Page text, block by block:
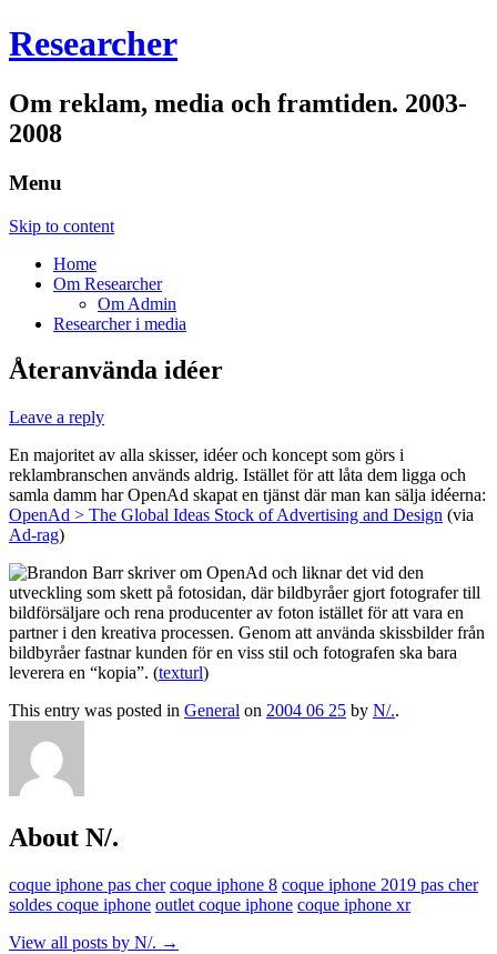
Researcher
Om reklam, media och framtiden. 2003-
2008
Menu
Skip to content
Home
Om Researcher
Om Admin
Researcher i media
Återanvända idéer
Leave a reply
En majoritet av alla skisser, idéer och koncept som görs i
reklambranschen används aldrig. Istället för att låta dem ligga och
samla damm har OpenAd skapat en tjänst där man kan sälja idéerna:
OpenAd > The Global Ideas Stock of Advertising and Design (via
Ad-rag)
Brandon Barr skriver om OpenAd och liknar det vid den
utveckling som skett på fotosidan, där bildbyråer gjort fotografer till
bildförsäljare och rena producenter av foton istället för att vara en
partner i den kreativa processen. Genom att använda skissbilder från
bildbyråer fastnar kunden för en viss stil och fotografen ska bara
leverera en “kopia”. (texturl)
This entry was posted in General on 2004 06 25 by N/..
About N/.
coque iphone pas cher coque iphone 8 coque iphone 2019 pas cher
soldes coque iphone outlet coque iphone coque iphone xr
View all posts by N/. →